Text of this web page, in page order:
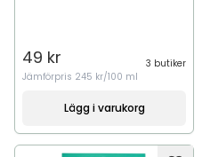
49 kr
3 butiker
Jämförpris 245 kr/100 ml
Lägg i varukorg